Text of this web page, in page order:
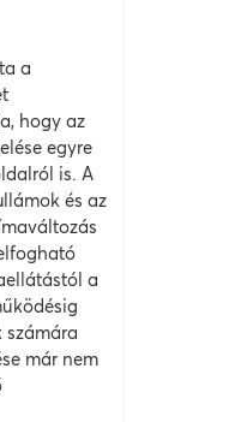
a
hogy az
egyre
is. A
és az
a
számára
már nem